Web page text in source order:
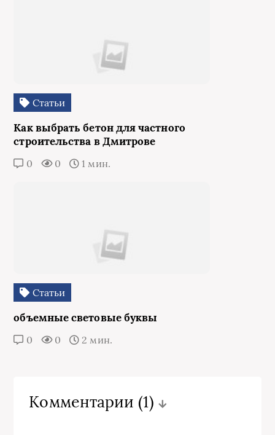
Статьи
Как выбрать бетон для частного
строительства в Дмитрове
0 0 1 мин.
Статьи
объемные световые буквы
0 0 2 мин.
Комментарии (1)